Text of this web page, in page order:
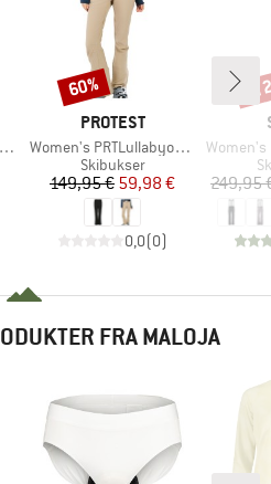
MÆRKE
PROTEST
Artikel
Women's PRTLullabyos Snowpants
Produktgruppe
Skibukser
Pris
149,95 €Nedsat pris
59,98 €
0,0(0)
Rabat
60%
Artikel
Women's
249,95
FRA MALOJA